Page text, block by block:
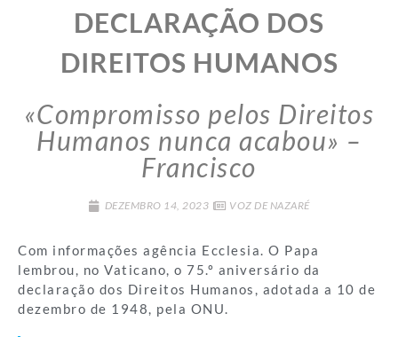
DECLARAÇÃO DOS
DIREITOS HUMANOS
«Compromisso pelos Direitos
Humanos nunca acabou» –
Francisco
DEZEMBRO 14, 2023 VOZ DE NAZARÉ
Com informações agência Ecclesia. O Papa
lembrou, no Vaticano, o 75.º aniversário da
declaração dos Direitos Humanos, adotada a 10 de
dezembro de 1948, pela ONU.